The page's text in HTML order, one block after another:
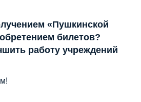
«Пушкинской
билетов?
работу учреждений